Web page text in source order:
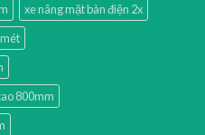
xe nâng mặt bàn điện 2x
800mm